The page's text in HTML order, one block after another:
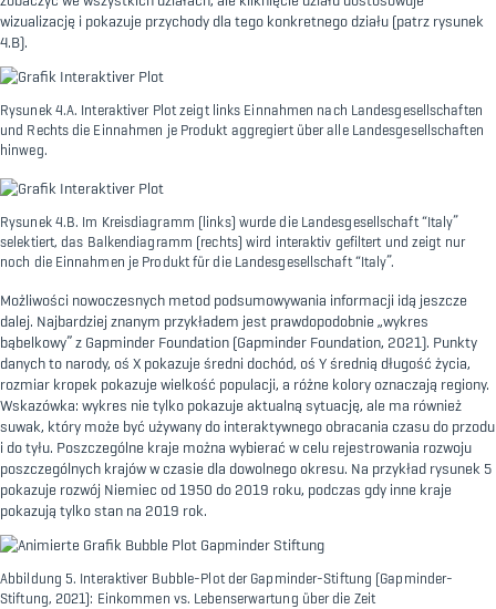
wizualizację i pokazuje przychody dla tego konkretnego działu (patrz rysunek
4.B).
Rysunek 4.A. Interaktiver Plot zeigt links Einnahmen nach Landesgesellschaften
und Rechts die Einnahmen je Produkt aggregiert über alle Landesgesellschaften
hinweg.
Rysunek 4.B. Im Kreisdiagramm (links) wurde die Landesgesellschaft “Italy”
selektiert, das Balkendiagramm (rechts) wird interaktiv gefiltert und zeigt nur
noch die Einnahmen je Produkt für die Landesgesellschaft “Italy”.
Możliwości nowoczesnych metod podsumowywania informacji idą jeszcze
dalej. Najbardziej znanym przykładem jest prawdopodobnie „wykres
bąbelkowy” z Gapminder Foundation (Gapminder Foundation, 2021). Punkty
danych to narody, oś X pokazuje średni dochód, oś Y średnią długość życia,
rozmiar kropek pokazuje wielkość populacji, a różne kolory oznaczają regiony.
Wskazówka: wykres nie tylko pokazuje aktualną sytuację, ale ma również
suwak, który może być używany do interaktywnego obracania czasu do przodu
i do tyłu. Poszczególne kraje można wybierać w celu rejestrowania rozwoju
poszczególnych krajów w czasie dla dowolnego okresu. Na przykład rysunek 5
pokazuje rozwój Niemiec od 1950 do 2019 roku, podczas gdy inne kraje
pokazują tylko stan na 2019 rok.
Abbildung 5. Interaktiver Bubble-Plot der Gapminder-Stiftung (Gapminder-
Stiftung, 2021): Einkommen vs. Lebenserwartung über die Zeit